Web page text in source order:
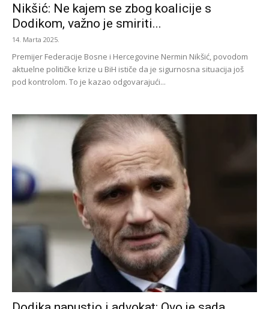
Nikšić: Ne kajem se zbog koalicije s
Dodikom, važno je smiriti...
14. Marta 2025.
Premijer Federacije Bosne i Hercegovine Nermin Nikšić, povodom
aktuelne političke krize u BiH ističe da je sigurnosna situacija još
pod kontrolom. To je kazao odgovarajući...